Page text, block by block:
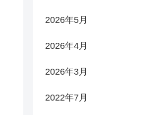
2026年5月
2026年4月
2026年3月
2022年7月